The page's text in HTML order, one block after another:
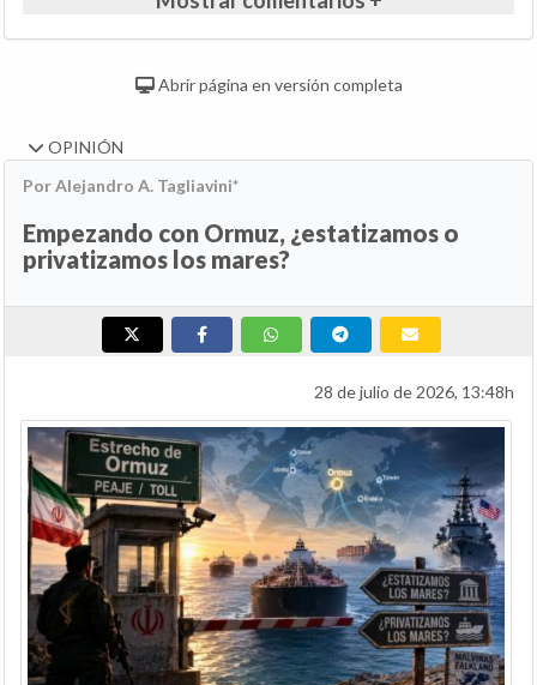
Abrir página en versión completa
OPINIÓN
Por Alejandro A. Tagliavini*
Empezando con Ormuz, ¿estatizamos o
privatizamos los mares?
28 de julio de 2026, 13:48h